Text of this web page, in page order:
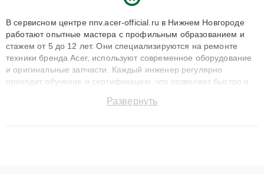
В сервисном центре nnv.acer-official.ru в Нижнем Новгороде
работают опытные мастера с профильным образованием и
стажем от 5 до 12 лет. Они специализируются на ремонте
техники бренда Acer, используют современное оборудование
и оригинальные запчасти. Каждый инженер регулярно
проходит обучение и сертификацию, что позволяет быстро и
сохранением гарантии до 3 лет. Наши мастера решают
Развернуть